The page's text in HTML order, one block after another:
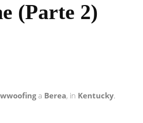
(Parte 2)
wwoofing a Berea, in Kentucky.